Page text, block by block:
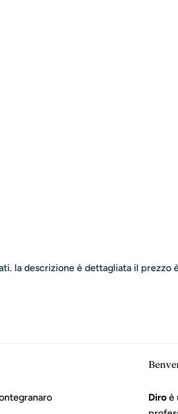
la descrizione è dettagliata il
Diro è